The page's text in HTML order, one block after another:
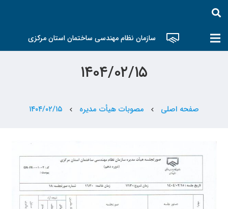
سازمان نظام مهندسی ساختمان استان مرکزی
۱۴۰۴/۰۲/۱۵
صفحه اصلی chevron_left مصوبات هیأت مدیره chevron_left ۱۴۰۴/۰۲/۱۵